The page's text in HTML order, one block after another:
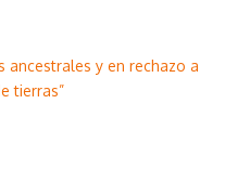
ancestrales y en rechazo a
tierras”